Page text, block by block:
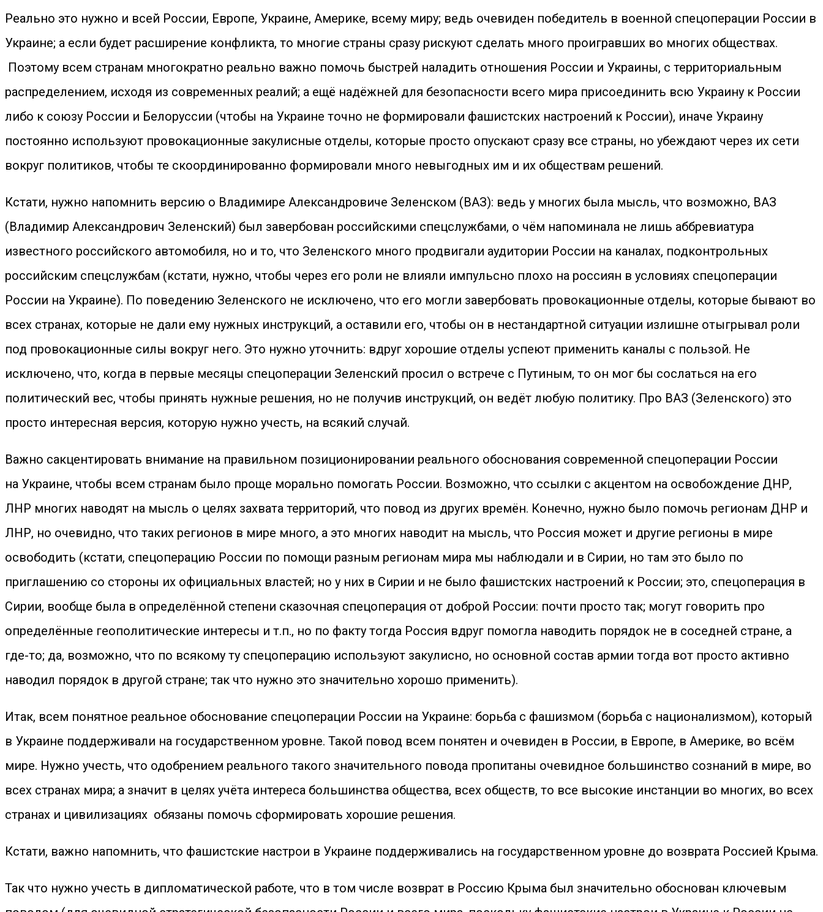
Реально это нужно и всей России, Европе, Украине, Америке, всему миру; ведь очевиден победитель в военной спецоперации России в
Украине; а если будет расширение конфликта, то многие страны сразу рискуют сделать много проигравших во многих обществах.
Поэтому всем странам многократно реально важно помочь быстрей наладить отношения России и Украины, с территориальным
распределением, исходя из современных реалий; а ещё надёжней для безопасности всего мира присоединить всю Украину к России
либо к союзу России и Белоруссии (чтобы на Украине точно не формировали фашистских настроений к России), иначе Украину
постоянно используют провокационные закулисные отделы, которые просто опускают сразу все страны, но убеждают через их сети
вокруг политиков, чтобы те скоординированно формировали много невыгодных им и их обществам решений.
Кстати, нужно напомнить версию о Владимире Александровиче Зеленском (ВАЗ): ведь у многих была мысль, что возможно, ВАЗ
(Владимир Александрович Зеленский) был завербован российскими спецслужбами, о чём напоминала не лишь аббревиатура
известного российского автомобиля, но и то, что Зеленского много продвигали аудитории России на каналах, подконтрольных
российским спецслужбам (кстати, нужно, чтобы через его роли не влияли импульсно плохо на россиян в условиях спецоперации
России на Украине). По поведению Зеленского не исключено, что его могли завербовать провокационные отделы, которые бывают во
всех странах, которые не дали ему нужных инструкций, а оставили его, чтобы он в нестандартной ситуации излишне отыгрывал роли
под провокационные силы вокруг него. Это нужно уточнить: вдруг хорошие отделы успеют применить каналы с пользой. Не
исключено, что, когда в первые месяцы спецоперации Зеленский просил о встрече с Путиным, то он мог бы сослаться на его
политический вес, чтобы принять нужные решения, но не получив инструкций, он ведёт любую политику. Про ВАЗ (Зеленского) это
просто интересная версия, которую нужно учесть, на всякий случай.
Важно сакцентировать внимание на правильном позиционировании реального обоснования современной спецоперации России
на Украине, чтобы всем странам было проще морально помогать России. Возможно, что ссылки с акцентом на освобождение ДНР,
ЛНР многих наводят на мысль о целях захвата территорий, что повод из других времён. Конечно, нужно было помочь регионам ДНР и
ЛНР, но очевидно, что таких регионов в мире много, а это многих наводит на мысль, что Россия может и другие регионы в мире
освободить (кстати, спецоперацию России по помощи разным регионам мира мы наблюдали и в Сирии, но там это было по
приглашению со стороны их официальных властей; но у них в Сирии и не было фашистских настроений к России; это, спецоперация в
Сирии, вообще была в определённой степени сказочная спецоперация от доброй России: почти просто так; могут говорить про
определённые геополитические интересы и т.п., но по факту тогда Россия вдруг помогла наводить порядок не в соседней стране, а
где-то; да, возможно, что по всякому ту спецоперацию используют закулисно, но основной состав армии тогда вот просто активно
наводил порядок в другой стране; так что нужно это значительно хорошо применить).
Итак, всем понятное реальное обоснование спецоперации России на Украине: борьба с фашизмом (борьба с национализмом), который
в Украине поддерживали на государственном уровне. Такой повод всем понятен и очевиден в России, в Европе, в Америке, во всём
мире. Нужно учесть, что одобрением реального такого значительного повода пропитаны очевидное большинство сознаний в мире, во
всех странах мира; а значит в целях учёта интереса большинства общества, всех обществ, то все высокие инстанции во многих, во всех
странах и цивилизациях обязаны помочь сформировать хорошие решения.
Кстати, важно напомнить, что фашистские настрои в Украине поддерживались на государственном уровне до возврата Россией Крыма.
Так что нужно учесть в дипломатической работе, что в том числе возврат в Россию Крыма был значительно обоснован ключевым